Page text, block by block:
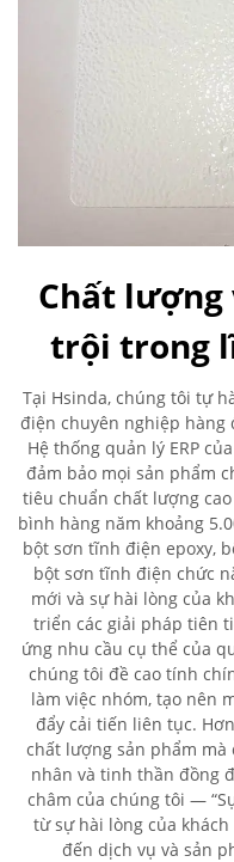
Chất
trội trong
Tại Hsinda, chúng tôi tự
điện chuyên nghiệp hàng
Hệ thống quản lý ERP
đảm bảo mọi sản phẩm
tiêu chuẩn chất lượng
bình hàng năm khoảng
bột sơn tĩnh điện epoxy,
bột sơn tĩnh điện chức
mới và sự hài lòng của
triển các giải pháp tiên
ứng nhu cầu cụ thể của
chúng tôi đề cao tính
làm việc nhóm, tạo nên
đẩy cải tiến liên tục.
chất lượng sản phẩm
nhân và tinh thần đồng
châm của chúng tôi —
từ sự hài lòng của
đến dịch vụ và sản